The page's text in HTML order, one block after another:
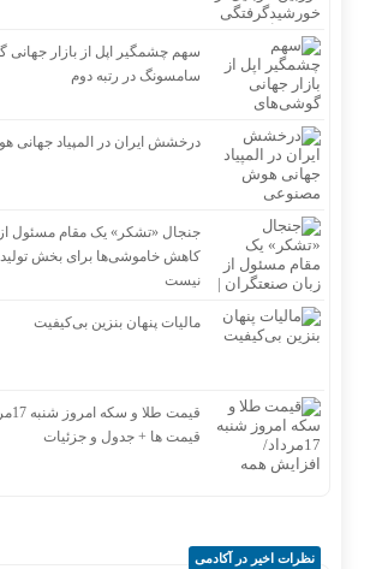
سهم چشمگیر اپل از بازار جهانی
سامسونگ در رتبه دوم
درخشش ایران در المپیاد
جنجال «تشکر» یک مقام مسئول از
کاهش خاموشی‌ها برای بخش
نیست
مالیات پنهان بنزین بی‌کیفیت
قیمت ها + جدول و جزئیات
نظرات اخیر در آکادمی